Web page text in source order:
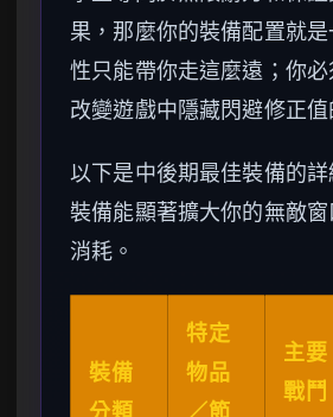
果，那麼你的裝備配置就
性只能帶你走這麼遠；你
改變遊戲中隱藏閃避修正值
以下是中後期最佳裝備的
裝備能顯著擴大你的無敵
消耗。
裝備
分類
特定
物品
／節
主要
戰鬥